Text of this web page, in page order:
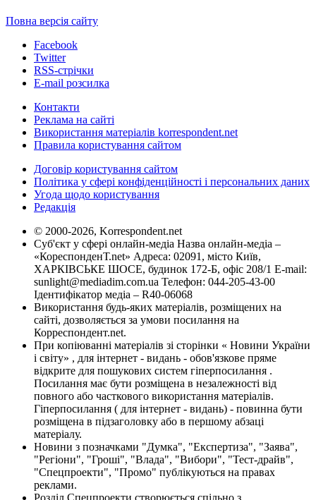
Повна версія сайту
Facebook
Twitter
RSS-стрічки
E-mail розсилка
Контакти
Реклама на сайті
Використання матеріалів korrespondent.net
Правила користування сайтом
Договір користування сайтом
Політика у сфері конфіденційності і персональних даних
Угода щодо користування
Редакція
© 2000-2026, Korrespondent.net
Суб'єкт у сфері онлайн-медіа Назва онлайн-медіа –
«КореспонденТ.net» Адреса: 02091, місто Київ,
ХАРКІВСЬКЕ ШОСЕ, будинок 172-Б, офіс 208/1 E-mail:
sunlight@mediadim.com.ua Телефон: 044-205-43-00
Ідентифікатор медіа – R40-06068
Використання будь-яких матеріалів, розміщених на
сайті, дозволяється за умови посилання на
Корреспондент.net.
При копіюванні матеріалів зі сторінки « Новини України
і світу» , для інтернет - видань - обов'язкове пряме
відкрите для пошукових систем гіперпосилання .
Посилання має бути розміщена в незалежності від
повного або часткового використання матеріалів.
Гіперпосилання ( для інтернет - видань) - повинна бути
розміщена в підзаголовку або в першому абзаці
матеріалу.
Новини з позначками "Думка", "Експертиза", "Заява",
"Регіони", "Гроші", "Влада", "Вибори", "Тест-драйв",
"Спецпроекти", "Промо" публікуються на правах
реклами.
Розділ Спецпроекти створюється спільно з